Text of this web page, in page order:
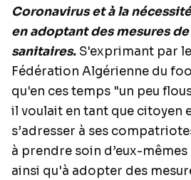
Coronavirus et à la
en adoptant des mesures
sanitaires. S'exprimant par
Fédération Algérienne du
qu'en ces temps "un peu
il voulait en tant que citoyen
s’adresser à ses
à prendre soin d’eux-
ainsi qu'à adopter des